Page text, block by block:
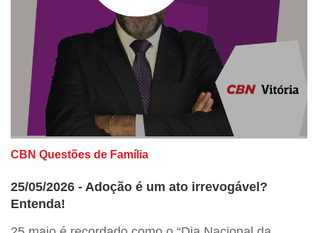
CBN Questões de Família
25/05/2026 - Adoção é um ato irrevogável?
Entenda!